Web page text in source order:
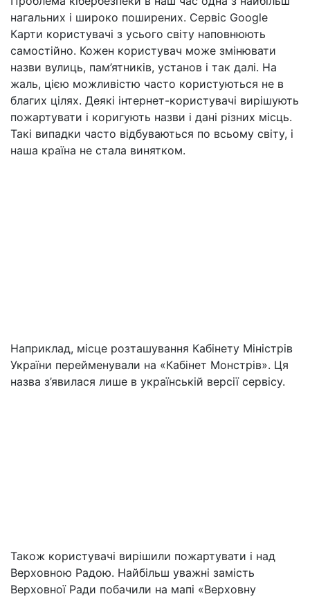
нагальних і широко поширених. Сервіс Google
Карти користувачі з усього світу наповнюють
самостійно. Кожен користувач може змінювати
назви вулиць, пам’ятників, установ і так далі. На
жаль, цією можливістю часто користуються не в
благих цілях. Деякі інтернет-користувачі вирішують
пожартувати і коригують назви і дані різних місць.
Такі випадки часто відбуваються по всьому світу, і
наша країна не стала винятком.
Наприклад, місце розташування Кабінету Міністрів
України перейменували на «Кабінет Монстрів». Ця
назва з’явилася лише в українській версії сервісу.
Також користувачі вирішили пожартувати і над
Верховною Радою. Найбільш уважні замість
Верховної Ради побачили на мапі «Верховну